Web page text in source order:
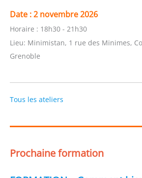
Date :2 novembre 2026
Horaire : 18h30 - 21h30
Lieu: Minimistan, 1 rue des Minimes,
Grenoble
Tous les ateliers
Prochaine formation